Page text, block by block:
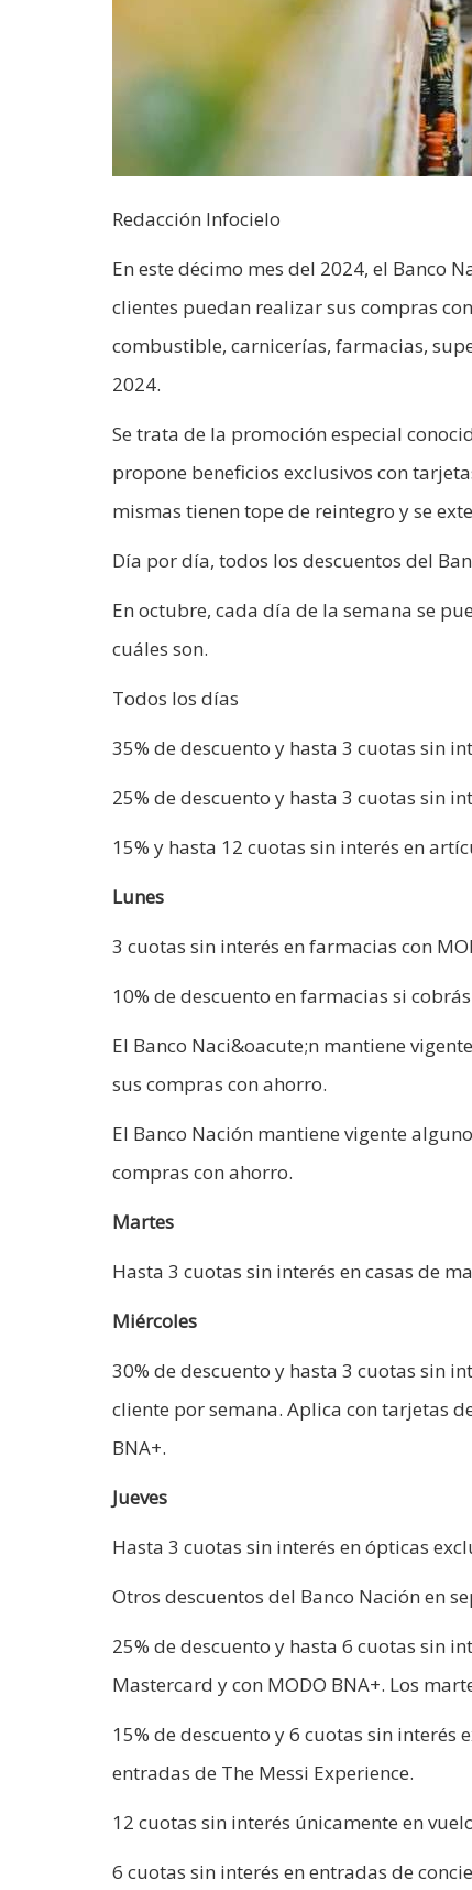
Redacción Infocielo
En este décimo mes del 2024, el Banco
clientes puedan realizar sus compras
combustible, carnicerías, farmacias,
2024.
Se trata de la promoción especial
propone beneficios exclusivos con
mismas tienen tope de reintegro y se
Día por día, todos los descuentos del
En octubre, cada día de la semana se
cuáles son.
Todos los días
35% de descuento y hasta 3 cuotas sin
25% de descuento y hasta 3 cuotas sin
15% y hasta 12 cuotas sin interés en
Lunes
3 cuotas sin interés en farmacias con
10% de descuento en farmacias si
El Banco Naci&oacute;n mantiene
sus compras con ahorro.
El Banco Nación mantiene vigente
compras con ahorro.
Martes
Hasta 3 cuotas sin interés en casas de
Miércoles
30% de descuento y hasta 3 cuotas sin
cliente por semana. Aplica con tarjetas
BNA+.
Jueves
Hasta 3 cuotas sin interés en ópticas
Otros descuentos del Banco Nación en
25% de descuento y hasta 6 cuotas sin
Mastercard y con MODO BNA+. Los
15% de descuento y 6 cuotas sin
entradas de The Messi Experience.
12 cuotas sin interés únicamente en
6 cuotas sin interés en entradas de